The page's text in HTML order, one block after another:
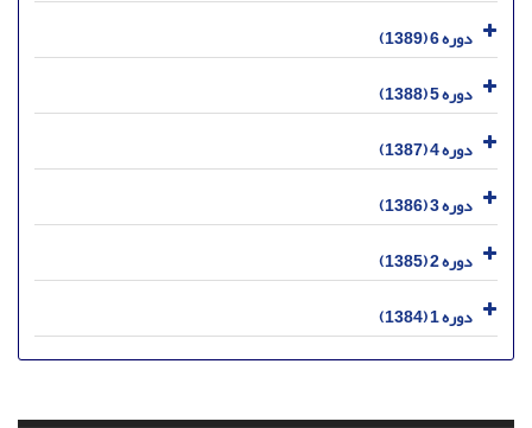
دوره 6 (1389)
دوره 5 (1388)
دوره 4 (1387)
دوره 3 (1386)
دوره 2 (1385)
دوره 1 (1384)